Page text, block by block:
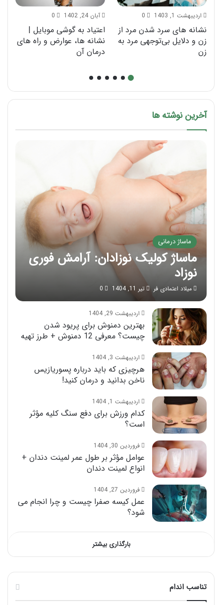
اردیبهشت 1, 1403 0
نشانه های سرد شدن مرد از
زن و دلایل بی‌توجهی مرد به
زن
آبان 24, 1402 0
اعتیاد به گوشی موبایل |
نشانه ها، عوارض و راه های
درمان آن
آخرین نوشته ها
ماساژ درمانی
ماساژ کولیک نوزادان: آرامش فوری
نوزاد
میلاد اعتمادی فر تیر 11, 1404 0
اردیبهشت 29, 1404
بهترین دمنوش برای پریود شدن
چیست؟ معرفی 12 دمنوش + طرز تهیه
اردیبهشت 3, 1404
هرچیزی که باید درباره پسوریازیس
ناخن بدانید و درمان کنید!
اردیبهشت 1, 1404
کدام ورزش برای دفع سنگ کلیه مؤثر
است؟
فروردین 30, 1404
عوامل مؤثر بر طول عمر لمینت دندان +
انواع لمینت دندان
فروردین 27, 1404
عمل کیسه صفرا چیست و چرا انجام می
شود؟
بارگذاری بیشتر
تناسب اندام